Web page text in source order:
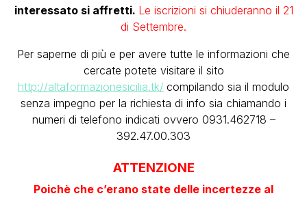
interessato si affretti. Le iscrizioni si chiuderanno il 21
di Settembre.
Per saperne di più e per avere tutte le informazioni che
cercate potete visitare il sito
http://altaformazionesicilia.tk/ compilando sia il modulo
senza impegno per la richiesta di info sia chiamando i
numeri di telefono indicati ovvero 0931.462718 –
392.47.00.303
ATTENZIONE
Poichè che c’erano state delle incertezze al